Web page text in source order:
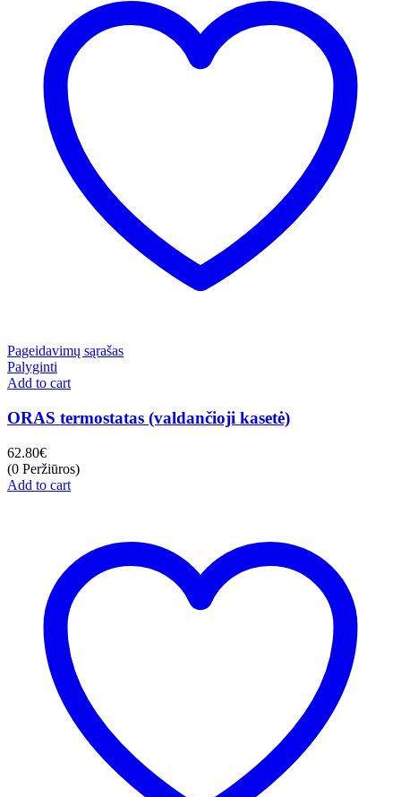
Pageidavimų sąrašas
Palyginti
Add to cart
ORAS termostatas (valdančioji kasetė)
62.80€
(0 Peržiūros)
Add to cart